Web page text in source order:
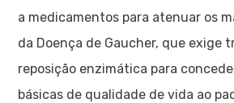
a medicamentos para atenuar os
da Doença de Gaucher, que exige
reposição enzimática para
básicas de qualidade de vida ao